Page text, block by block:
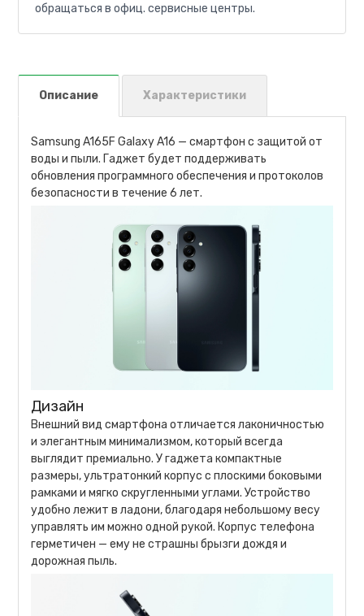
обращаться в офиц. сервисные центры.
Описание Характеристики
Samsung A165F Galaxy A16 — смартфон с защитой от
воды и пыли. Гаджет будет поддерживать
обновления программного обеспечения и протоколов
безопасности в течение 6 лет.
Дизайн
Внешний вид смартфона отличается лаконичностью
и элегантным минимализмом, который всегда
выглядит премиально. У гаджета компактные
размеры, ультратонкий корпус с плоскими боковыми
рамками и мягко скругленными углами. Устройство
удобно лежит в ладони, благодаря небольшому весу
управлять им можно одной рукой. Корпус телефона
герметичен — ему не страшны брызги дождя и
дорожная пыль.